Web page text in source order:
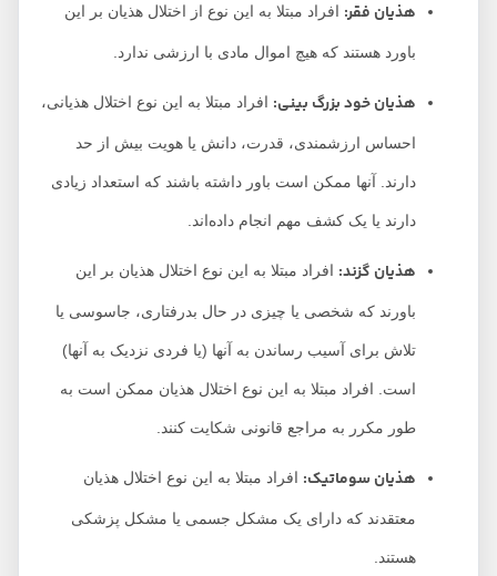
هذیان فقر:افراد مبتلا به این نوع از اختلال هذیان بر این
باورد هستند که هیچ اموال مادی با ارزشی ندارد.
هذیان خود بزرگ بینی:افراد مبتلا به این نوع اختلال هذیانی،
احساس ارزشمندی، قدرت، دانش یا هویت بیش از حد
دارند. آنها ممکن است باور داشته باشند که استعداد زیادی
دارند یا یک کشف مهم انجام داده‌اند.
هذیان گزند: افراد مبتلا به این نوع اختلال هذیان بر این
باورند که شخصی یا چیزی در حال بدرفتاری، جاسوسی یا
تلاش برای آسیب رساندن به آنها (یا فردی نزدیک به آنها)
است. افراد مبتلا به این نوع اختلال هذیان ممکن است به
طور مکرر به مراجع قانونی شکایت کنند.
هذیان‌ سوماتیک:افراد مبتلا به این نوع اختلال هذیان
معتقدند که دارای یک مشکل جسمی یا مشکل پزشکی
هستند.